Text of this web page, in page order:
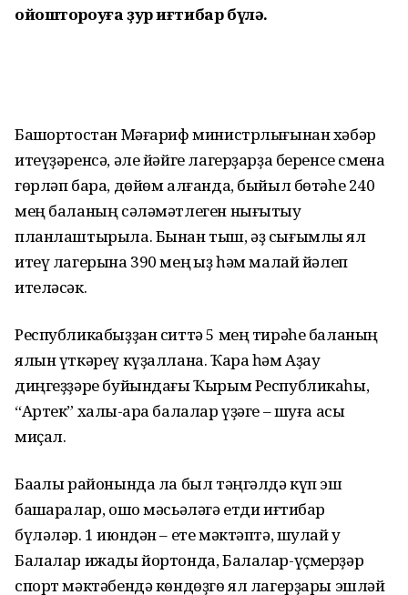
ойоштороуға ҙур иғтибар бүлә.
Башҡортостан Мәғариф министрлы­ғынан хәбәр
итеүҙәренсә, әле йәйге лагерҙарҙа беренсе смена
гөрләп бара, дөйөм алғанда, быйыл бөтәһе 240
мең баланың сәләмәтлеген нығытыу
планлаштырыла. Бынан тыш, әҙ сығымлы ял
итеү лагерына 390 мең ҡыҙ һәм малай йәлеп
ителәсәк.
Республикабыҙҙан ситтә 5 мең тирәһе баланың
ялын үткәреү күҙ­аллана. Ҡара һәм Аҙау
диңгеҙҙәре буйындағы Ҡырым Республикаһы,
“Артек” халыҡ-ара балалар үҙәге – шуға асыҡ
миҫал.
Баҡалы районында ла был тәңгәлдә күп эш
башҡаралар, ошо мәсьәләгә етди иғтибар
бүләләр. 1 июндән – ете мәктәптә, шулай уҡ
Балалар ижады йортонда, Балалар-үҫмерҙәр
спорт мәктәбендә көндөҙгө ял лагерҙары эшләй